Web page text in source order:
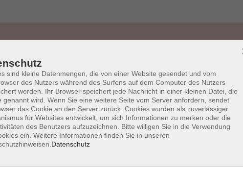
AGB Datenschutzerklärung Barrierefreiheit
Volkshochschule Haar e.V.
sind kleine Datenmengen, die von einer Website gesendet und vom
des Nutzers während des Surfens auf dem Computer des Nutzers
werden. Ihr Browser speichert jede Nachricht in einer kleinen Datei, die
genannt wird. Wenn Sie eine weitere Seite vom Server anfordern, sendet
das Cookie an den Server zurück. Cookies wurden als zuverlässiger
für Websites entwickelt, um sich Informationen zu merken oder die
des Benutzers aufzuzeichnen. Bitte willigen Sie in die Verwendung
ein. Weitere Informationen finden Sie in unseren
Datenschutz